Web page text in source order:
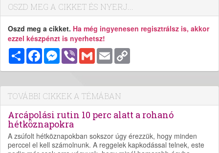
OSZD MEG A CIKKET ÉS NYERJ...
Oszd meg a cikket. Ha még ingyenesen regisztrálsz is, akkor
ezzel készpénzt is nyerhetsz!
MegosztásFacebookMessenger
Viber Gmail Email
TOVÁBBI CIKKEK A TÉMÁBAN
Arcápolási rutin 10 perc alatt a rohanó
hétköznapokra
A zsúfolt hétköznapokban sokszor úgy érezzük, hogy minden
perccel el kell számolnunk. A reggelek kapkodással telnek, este